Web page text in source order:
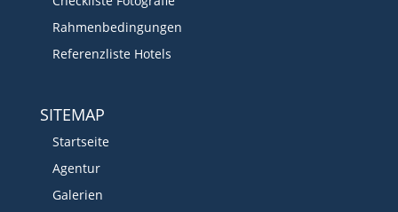
Rahmenbedingungen
Referenzliste Hotels
SITEMAP
Startseite
Agentur
Galerien